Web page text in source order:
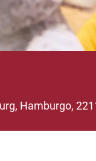
Hamburgo,